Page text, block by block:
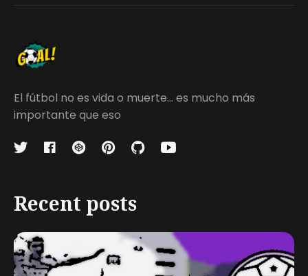
El fútbol no es vida o muerte... es mucho más
importante que eso
Recent posts